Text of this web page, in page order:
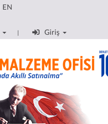
EN
Giriş